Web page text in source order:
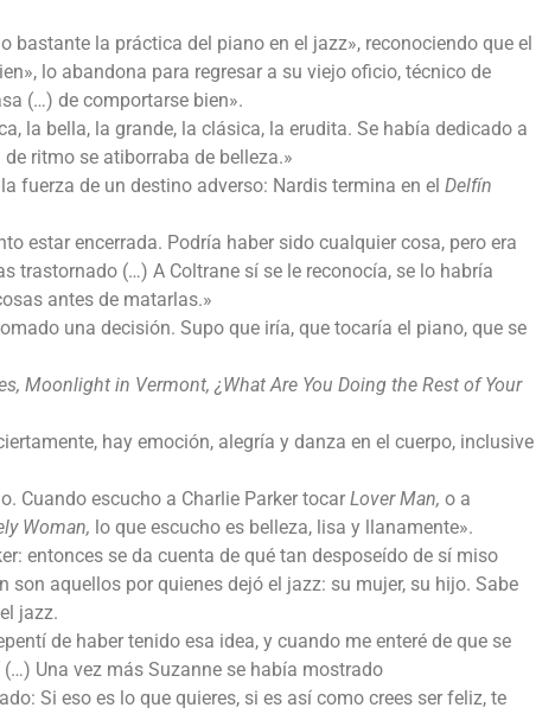
la práctica del piano en el jazz», reconociendo que el
lo abandona para regresar a su viejo oficio, técnico de
(…) de comportarse bien».
la bella, la grande, la clásica, la erudita. Se había dedicado a
ritmo se atiborraba de belleza.»
fuerza de un destino adverso: Nardis termina en el Delfín
estar encerrada. Podría haber sido cualquier cosa, pero era
trastornado (…) A Coltrane sí se le reconocía, se lo habría
antes de matarlas.»
una decisión. Supo que iría, que tocaría el piano, que se
Moonlight in Vermont, ¿What Are You Doing the Rest of Your
hay emoción, alegría y danza en el cuerpo, inclusive
Cuando escucho a Charlie Parker tocar Lover Man, o a
Woman, lo que escucho es belleza, lisa y llanamente».
entonces se da cuenta de qué tan desposeído de sí miso
aquellos por quienes dejó el jazz: su mujer, su hijo. Sabe
jazz.
de haber tenido esa idea, y cuando me enteré de que se
Una vez más Suzanne se había mostrado
Si eso es lo que quieres, si es así como crees ser feliz, te